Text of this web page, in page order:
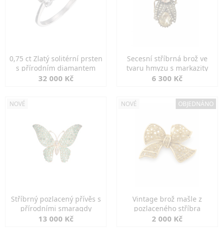
0,75 ct Zlatý solitérní prsten
s přírodním diamantem
32 000 Kč
Secesní stříbrná brož ve
tvaru hmyzu s markazity
6 300 Kč
NOVÉ
Stříbrný pozlacený přívěs s
přírodními smaragdy
13 000 Kč
NOVÉ OBJEDNÁNO
Vintage brož mašle z
pozlaceného stříbra
2 000 Kč